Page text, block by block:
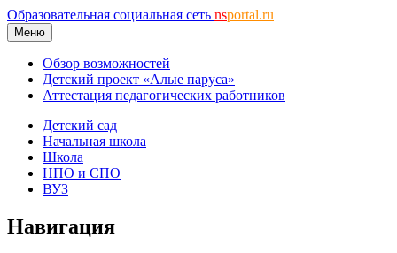
Образовательная социальная сеть nsportal.ru
Меню
Обзор возможностей
Детский проект «Алые паруса»
Аттестация педагогических работников
Детский сад
Начальная школа
Школа
НПО и СПО
ВУЗ
Навигация